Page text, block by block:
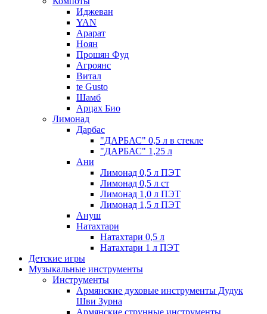
Иджеван
YAN
Арарат
Ноян
Прошян Фуд
Агроянс
Витал
te Gusto
Шамб
Арцах Био
Лимонад
Дарбас
"ДАРБАС" 0,5 л в стекле
"ДАРБАС" 1,25 л
Ани
Лимонад 0,5 л ПЭТ
Лимонад 0,5 л ст
Лимонад 1,0 л ПЭТ
Лимонад 1,5 л ПЭТ
Ануш
Натахтари
Натахтари 0,5 л
Натахтари 1 л ПЭТ
Детские игры
Музыкальные инструменты
Инструменты
Армянские духовые инструменты Дудук
Шви Зурна
Армянские струнные инструменты